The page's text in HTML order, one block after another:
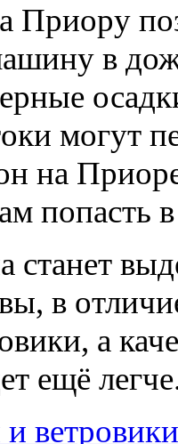
Приору
в
могут
на
попасть
в
а
ещё